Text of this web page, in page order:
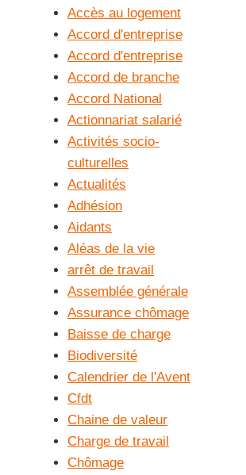
Accès au logement
Accord d'entreprise
Accord d'entreprise
Accord de branche
Accord National
Actionnariat salarié
Activités socio-
culturelles
Actualités
Adhésion
Aidants
Aléas de la vie
arrêt de travail
Assemblée générale
Assurance chômage
Baisse de charge
Biodiversité
Calendrier de l'Avent
Cfdt
Chaine de valeur
Charge de travail
Chômage